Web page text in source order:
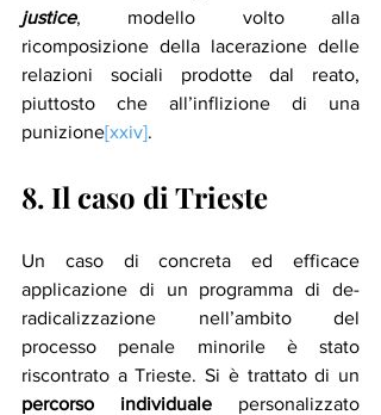
justice, modello volto alla
ricomposizione della lacerazione delle
relazioni sociali prodotte dal reato,
piuttosto che all’inflizione di una
punizione[xxiv].
8. Il caso di Trieste
Un caso di concreta ed efficace
applicazione di un programma di de-
radicalizzazione nell’ambito del
processo penale minorile è stato
percorso individuale personalizzato